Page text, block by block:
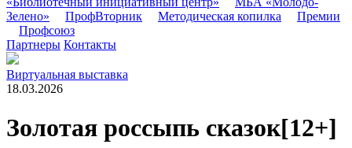
Зелено»
ПрофВторник Методическая копилка
Премии
Профсоюз
Партнеры Контакты
Виртуальная выставка
18.03.2026
Золотая россыпь сказок[12+]